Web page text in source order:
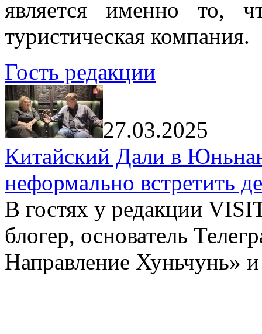
является именно то,
туристическая компания.
Гость редакции
27.03.2025
Китайский Дали в
неформально встретить
В гостях у редакции
блогер, основатель
Направление Хуньчунь»